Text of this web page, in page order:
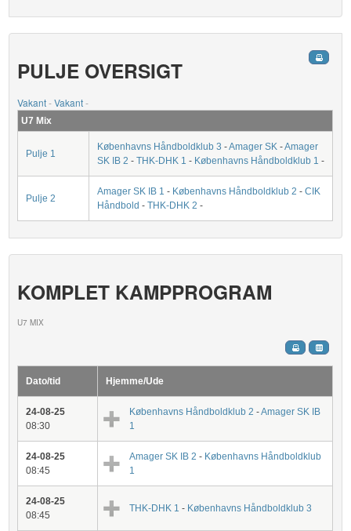
PULJE OVERSIGT
Vakant-Vakant-
U7 Mix
Pulje 1
Københavns Håndboldklub 3 -Amager SK -Amager
SK IB 2 -THK-DHK 1 - Københavns Håndboldklub 1 -
Pulje 2
Amager SK IB 1 - Københavns Håndboldklub 2 -CIK
Håndbold -THK-DHK 2 -
KOMPLET KAMPPROGRAM
U7 MIX
Dato/tid Hjemme/Ude
24-08-25
08:30
Københavns Håndboldklub 2 -Amager SK IB
1
24-08-25
08:45
Amager SK IB 2 - Københavns Håndboldklub
1
24-08-25
08:45
THK-DHK 1 - Københavns Håndboldklub 3